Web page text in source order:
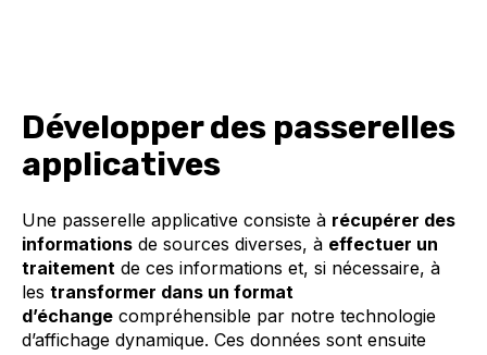
Développer des passerelles
applicatives
Une passerelle applicative consiste à récupérer des
informations de sources diverses, à effectuer un
traitement de ces informations et, si nécessaire, à
les transformer dans un format
d’échange compréhensible par notre technologie
d’affichage dynamique. Ces données sont ensuite